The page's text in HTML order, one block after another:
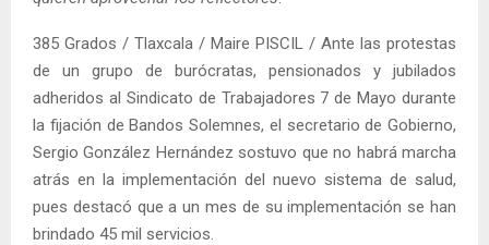
385 Grados / Tlaxcala / Maire PISCIL / Ante las protestas
de un grupo de burócratas, pensionados y jubilados
adheridos al Sindicato de Trabajadores 7 de Mayo durante
la fijación de Bandos Solemnes, el secretario de Gobierno,
Sergio González Hernández sostuvo que no habrá marcha
atrás en la implementación del nuevo sistema de salud,
pues destacó que a un mes de su implementación se han
brindado 45 mil servicios.